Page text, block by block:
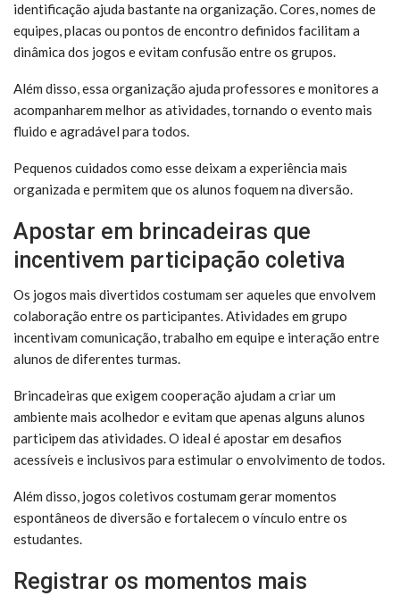
identificação ajuda bastante na organização. Cores, nomes de
equipes, placas ou pontos de encontro definidos facilitam a
dinâmica dos jogos e evitam confusão entre os grupos.
Além disso, essa organização ajuda professores e monitores a
acompanharem melhor as atividades, tornando o evento mais
fluido e agradável para todos.
Pequenos cuidados como esse deixam a experiência mais
organizada e permitem que os alunos foquem na diversão.
Apostar em brincadeiras que
incentivem participação coletiva
Os jogos mais divertidos costumam ser aqueles que envolvem
colaboração entre os participantes. Atividades em grupo
incentivam comunicação, trabalho em equipe e interação entre
alunos de diferentes turmas.
Brincadeiras que exigem cooperação ajudam a criar um
ambiente mais acolhedor e evitam que apenas alguns alunos
participem das atividades. O ideal é apostar em desafios
acessíveis e inclusivos para estimular o envolvimento de todos.
Além disso, jogos coletivos costumam gerar momentos
espontâneos de diversão e fortalecem o vínculo entre os
estudantes.
Registrar os momentos mais